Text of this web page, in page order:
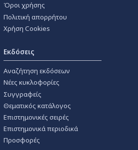
Όροι χρήσης
Πολιτική απορρήτου
Χρήση Cookies
Εκδόσεις
Αναζήτηση εκδόσεων
Νέες κυκλοφορίες
Συγγραφείς
Θεματικός κατάλογος
Επιστημονικές σειρές
Επιστημονικά περιοδικά
Προσφορές